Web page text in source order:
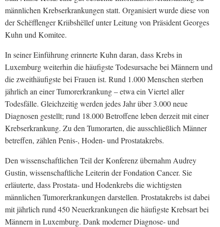
männlichen Krebserkrankungen statt. Organisiert wurde diese von
der Schëfflenger Kriibshëllef unter Leitung von Präsident Georges
Kuhn und Komitee.
In seiner Einführung erinnerte Kuhn daran, dass Krebs in
Luxemburg weiterhin die häufigste Todesursache bei Männern und
die zweithäufigste bei Frauen ist. Rund 1.000 Menschen sterben
jährlich an einer Tumorerkrankung – etwa ein Viertel aller
Todesfälle. Gleichzeitig werden jedes Jahr über 3.000 neue
Diagnosen gestellt; rund 18.000 Betroffene leben derzeit mit einer
Krebserkrankung. Zu den Tumorarten, die ausschließlich Männer
betreffen, zählen Penis-, Hoden- und Prostatakrebs.
Den wissenschaftlichen Teil der Konferenz übernahm Audrey
Gustin, wissenschaftliche Leiterin der Fondation Cancer. Sie
erläuterte, dass Prostata- und Hodenkrebs die wichtigsten
männlichen Tumorerkrankungen darstellen. Prostatakrebs ist dabei
mit jährlich rund 450 Neuerkrankungen die häufigste Krebsart bei
Männern in Luxemburg. Dank moderner Diagnose- und